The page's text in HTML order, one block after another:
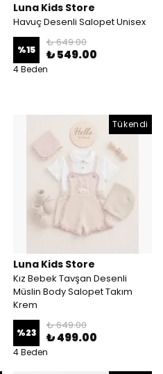
Luna Kids Store
Havuç Desenli Salopet Unisex
%15
₺ 649.00
₺ 549.00
4 Beden
Tükendi
Luna Kids Store
Kız Bebek Tavşan Desenli
Müslin Body Salopet Takım
Krem
%23
₺ 649.00
₺ 499.00
4 Beden